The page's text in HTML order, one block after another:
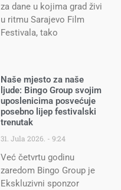
za dane u kojima grad živi
u ritmu Sarajevo Film
Festivala, tako
Naše mjesto za naše
ljude: Bingo Group svojim
uposlenicima posvećuje
posebno lijep festivalski
trenutak
31. Jula 2026. 9:24
Već četvrtu godinu
zaredom Bingo Group je
Ekskluzivni sponzor